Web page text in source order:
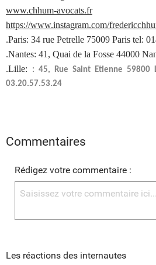
www.chhum-avocats.fr
https://www.instagram.com/
.Paris: 34 rue Petrelle 75009 Paris tel:
.Nantes: 41, Quai de la Fosse 44000
.Lille:
: 45, Rue Saint Etienne 59800
03.20.57.53.24
Commentaires
Rédigez votre commentaire :
Les réactions des internautes